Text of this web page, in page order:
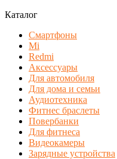
Каталог
Смартфоны
Mi
Redmi
Аксессуары
Для автомобиля
Для дома и семьи
Аудиотехника
Фитнес браслеты
Повербанки
Для фитнеса
Видеокамеры
Зарядные устройства